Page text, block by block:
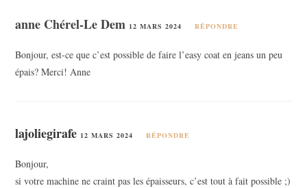
anne Chérel-Le Dem 12 MARS 2024 RÉPONDRE
Bonjour, est-ce que c’est possible de faire l’easy coat en jeans un peu
épais? Merci! Anne
lajoliegirafe 12 MARS 2024 RÉPONDRE
Bonjour,
si votre machine ne craint pas les épaisseurs, c’est tout à fait possible ;)